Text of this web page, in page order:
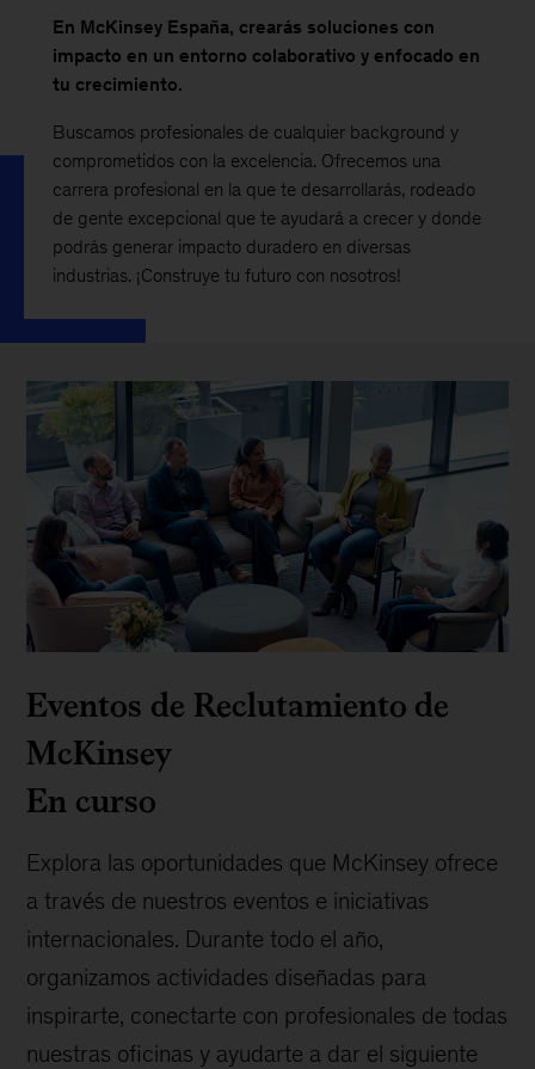
En McKinsey España, crearás soluciones con
impacto en un entorno colaborativo y enfocado en
tu crecimiento.
Buscamos profesionales de cualquier background y
comprometidos con la excelencia. Ofrecemos una
carrera profesional en la que te desarrollarás, rodeado
de gente excepcional que te ayudará a crecer y donde
podrás generar impacto duradero en diversas
industrias. ¡Construye tu futuro con nosotros!
Eventos de Reclutamiento de
McKinsey
En curso
Explora las oportunidades que McKinsey ofrece
a través de nuestros eventos e iniciativas
internacionales. Durante todo el año,
organizamos actividades diseñadas para
inspirarte, conectarte con profesionales de todas
nuestras oficinas y ayudarte a dar el siguiente